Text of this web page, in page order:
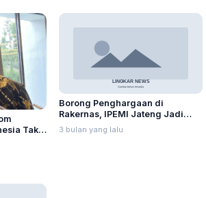
Tak
Borong Penghargaan di
Rakernas, IPEMI Jateng Jadi
Episentrum Muslimah Preneur
3 bulan yang lalu